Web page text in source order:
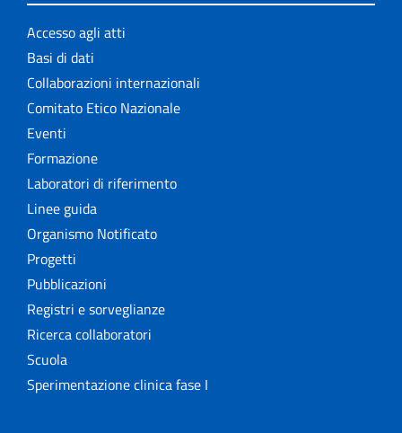
Accesso agli atti
Basi di dati
Collaborazioni internazionali
Comitato Etico Nazionale
Eventi
Formazione
Laboratori di riferimento
Linee guida
Organismo Notificato
Progetti
Pubblicazioni
Registri e sorveglianze
Ricerca collaboratori
Scuola
Sperimentazione clinica fase I